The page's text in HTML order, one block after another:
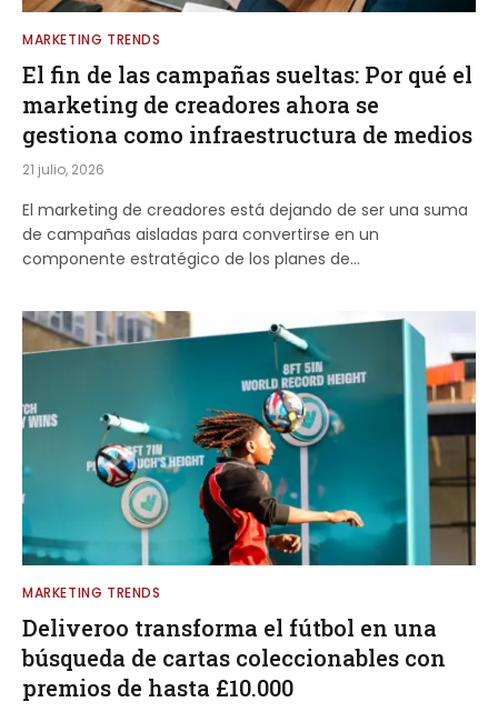
MARKETING TRENDS
El fin de las campañas sueltas: Por qué el
marketing de creadores ahora se
gestiona como infraestructura de medios
21 julio, 2026
El marketing de creadores está dejando de ser una suma
de campañas aisladas para convertirse en un
componente estratégico de los planes de…
MARKETING TRENDS
Deliveroo transforma el fútbol en una
búsqueda de cartas coleccionables con
premios de hasta £10.000